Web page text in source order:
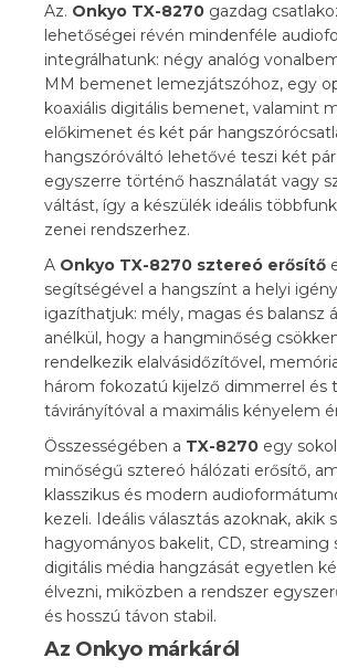
Az. Onkyo TX-8270 gazdag
lehetőségei révén mindenféle
integrálhatunk: négy analóg
MM bemenet lemezjátszóhoz, egy
koaxiális digitális bemenet, valamint
előkimenet és két pár
hangszóróváltó lehetővé teszi két
egyszerre történő használatát vagy
váltást, így a készülék ideális
zenei rendszerhez.
A Onkyo TX-8270 sztereó erősítő
segítségével a hangszínt a helyi
igazíthatjuk: mély, magas és balansz
anélkül, hogy a hangminőség
rendelkezik elalvásidőzítővel,
három fokozatú kijelző dimmerrel és
távirányítóval a maximális kényelem
Összességében a TX-8270 egy
minőségű sztereó hálózati erősítő,
klasszikus és modern
kezeli. Ideális választás azoknak, akik
hagyományos bakelit, CD, streaming
digitális média hangzását egyetlen
élvezni, miközben a rendszer
és hosszú távon stabil.
Az Onkyo márkáról